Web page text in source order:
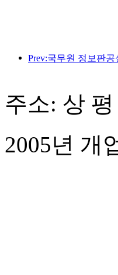
주소: 상
2005년 개